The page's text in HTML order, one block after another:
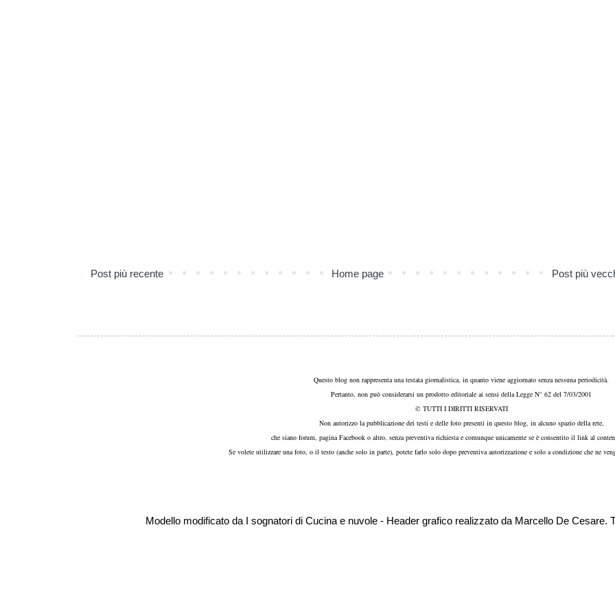
Post più recente Post più
Home page
Questo blog non rappresenta una testata giornalistica, in quanto viene aggiornato senza nessuna periodicità.
Pertanto, non può considerarsi un prodotto editoriale ai sensi della Legge N° 62 del 7/03/2001
© TUTTI I DIRITTI RISERVATI
Non autorizzo la pubblicazione dei testi e delle foto presenti in questo blog, in alcuno spazio della rete,
che siano forum, pagina Facebook o altro, senza preventiva richiesta e comunque unicamente se è consentito il link al
Se volete utilizzare una foto, o il testo (anche solo in parte), potete farlo solo dopo preventiva autorizzazione e solo a condizione che ne
Modello modificato da I sognatori di Cucina e nuvole - Header grafico realizzato da Marcello De Cesare.